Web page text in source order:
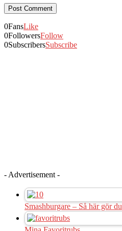
0FansLike
0FollowersFollow
0SubscribersSubscribe
- Advertisement -
Smashburgare – Så här gör du